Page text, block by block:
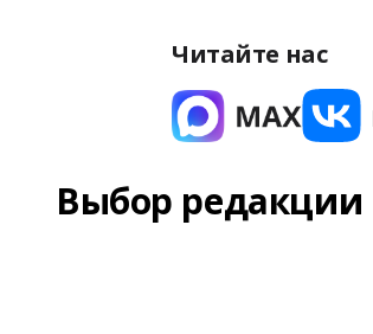
Читайте нас
Выбор редакции